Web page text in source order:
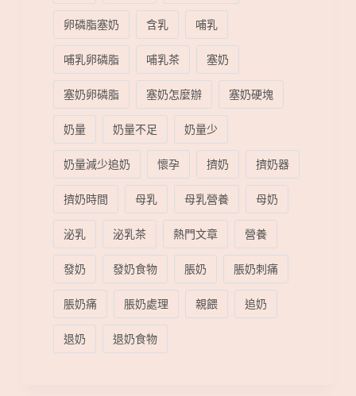
卵磷脂塞奶
含乳
哺乳
哺乳卵磷脂
哺乳茶
塞奶
塞奶卵磷脂
塞奶怎麼辦
塞奶硬塊
奶量
奶量不足
奶量少
奶量減少追奶
懷孕 擠奶
擠奶器
擠奶時間
母乳 母乳營養
母奶
泌乳
泌乳茶 熱門文章
營養
發奶
發奶食物 脹奶
脹奶刺痛
脹奶痛
脹奶處理 親餵
追奶
退奶
退奶食物